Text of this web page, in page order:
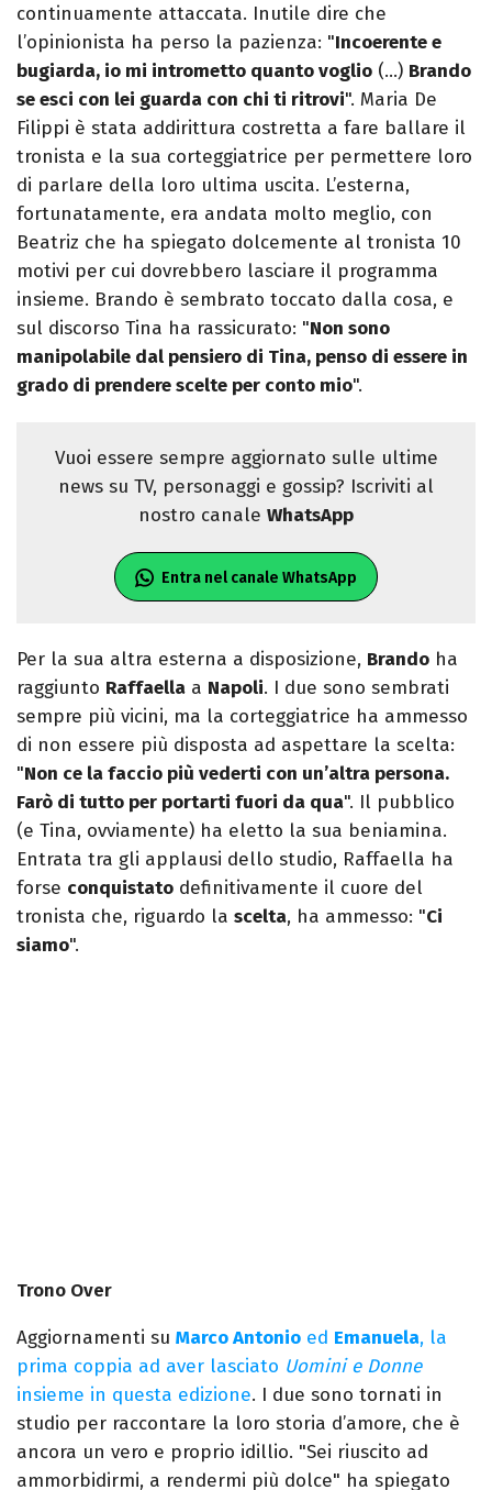
continuamente attaccata. Inutile dire che
l’opinionista ha perso la pazienza: "Incoerente e
bugiarda, io mi intrometto quanto voglio (…) Brando
se esci con lei guarda con chi ti ritrovi". Maria De
Filippi è stata addirittura costretta a fare ballare il
tronista e la sua corteggiatrice per permettere loro
di parlare della loro ultima uscita. L’esterna,
fortunatamente, era andata molto meglio, con
Beatriz che ha spiegato dolcemente al tronista 10
motivi per cui dovrebbero lasciare il programma
insieme. Brando è sembrato toccato dalla cosa, e
sul discorso Tina ha rassicurato: "Non sono
manipolabile dal pensiero di Tina, penso di essere in
grado di prendere scelte per conto mio".
Vuoi essere sempre aggiornato sulle ultime
news su TV, personaggi e gossip? Iscriviti al
nostro canale WhatsApp
Entra nel canale WhatsApp
Per la sua altra esterna a disposizione, Brando ha
raggiunto Raffaella a Napoli. I due sono sembrati
sempre più vicini, ma la corteggiatrice ha ammesso
di non essere più disposta ad aspettare la scelta:
"Non ce la faccio più vederti con un’altra persona.
Farò di tutto per portarti fuori da qua". Il pubblico
(e Tina, ovviamente) ha eletto la sua beniamina.
Entrata tra gli applausi dello studio, Raffaella ha
forse conquistato definitivamente il cuore del
tronista che, riguardo la scelta, ha ammesso: "Ci
siamo".
Trono Over
Aggiornamenti su Marco Antonio ed Emanuela, la
prima coppia ad aver lasciato Uomini e Donne
insieme in questa edizione. I due sono tornati in
studio per raccontare la loro storia d’amore, che è
ancora un vero e proprio idillio. "Sei riuscito ad
ammorbidirmi, a rendermi più dolce" ha spiegato